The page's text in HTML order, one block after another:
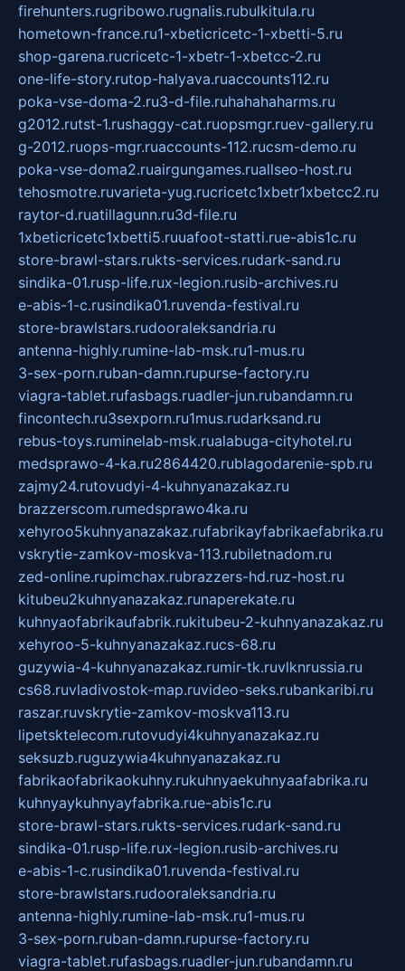
firehunters.rugribowo.rugnalis.rubulkitula.ru
hometown-france.ru1-xbeticricetc-1-xbetti-5.ru
shop-garena.rucricetc-1-xbetr-1-xbetcc-2.ru
one-life-story.rutop-halyava.ruaccounts112.ru
poka-vse-doma-2.ru3-d-file.ruhahahaharms.ru
g2012.rutst-1.rushaggy-cat.ruopsmgr.ruev-gallery.ru
g-2012.ruops-mgr.ruaccounts-112.rucsm-demo.ru
poka-vse-doma2.ruairgungames.ruallseo-host.ru
tehosmotre.ruvarieta-yug.rucricetc1xbetr1xbetcc2.ru
raytor-d.ruatillagunn.ru3d-file.ru
1xbeticricetc1xbetti5.ruuafoot-statti.rue-abis1c.ru
store-brawl-stars.rukts-services.rudark-sand.ru
sindika-01.rusp-life.rux-legion.rusib-archives.ru
e-abis-1-c.rusindika01.ruvenda-festival.ru
store-brawlstars.rudooraleksandria.ru
antenna-highly.rumine-lab-msk.ru1-mus.ru
3-sex-porn.ruban-damn.rupurse-factory.ru
viagra-tablet.rufasbags.ruadler-jun.rubandamn.ru
fincontech.ru3sexporn.ru1mus.rudarksand.ru
rebus-toys.ruminelab-msk.rualabuga-cityhotel.ru
medsprawo-4-ka.ru2864420.rublagodarenie-spb.ru
zajmy24.rutovudyi-4-kuhnyanazakaz.ru
brazzerscom.rumedsprawo4ka.ru
xehyroo5kuhnyanazakaz.rufabrikayfabrikaefabrika.ru
vskrytie-zamkov-moskva-113.rubiletnadom.ru
zed-online.rupimchax.rubrazzers-hd.ruz-host.ru
kitubeu2kuhnyanazakaz.runaperekate.ru
kuhnyaofabrikaufabrik.rukitubeu-2-kuhnyanazakaz.ru
xehyroo-5-kuhnyanazakaz.rucs-68.ru
guzywia-4-kuhnyanazakaz.rumir-tk.ruvlknrussia.ru
cs68.ruvladivostok-map.ruvideo-seks.rubankaribi.ru
raszar.ruvskrytie-zamkov-moskva113.ru
lipetsktelecom.rutovudyi4kuhnyanazakaz.ru
seksuzb.ruguzywia4kuhnyanazakaz.ru
fabrikaofabrikaokuhny.rukuhnyaekuhnyaafabrika.ru
kuhnyaykuhnyayfabrika.rue-abis1c.ru
store-brawl-stars.rukts-services.rudark-sand.ru
sindika-01.rusp-life.rux-legion.rusib-archives.ru
e-abis-1-c.rusindika01.ruvenda-festival.ru
store-brawlstars.rudooraleksandria.ru
antenna-highly.rumine-lab-msk.ru1-mus.ru
3-sex-porn.ruban-damn.rupurse-factory.ru
viagra-tablet.rufasbags.ruadler-jun.rubandamn.ru